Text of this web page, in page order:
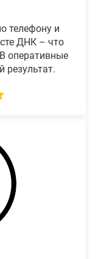
телефону и
ДНК – что
оперативные
результат.